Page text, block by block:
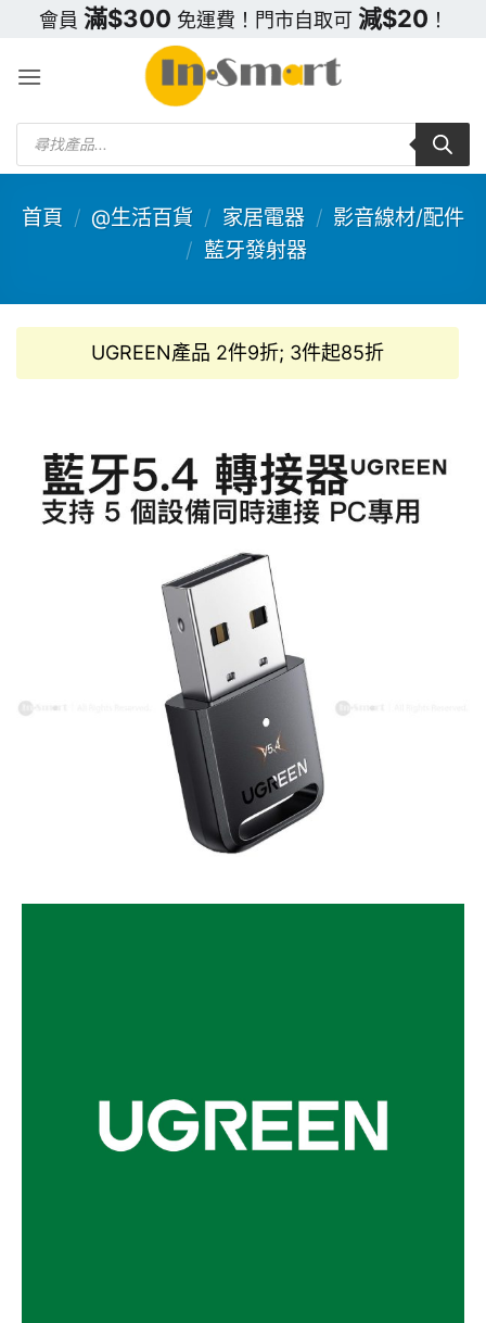
content
會員 滿$300 免運費！門市自取可 減$20 ！
Products
search
首頁 / @生活百貨 / 家居電器 / 影音線材/配件
/ 藍牙發射器
UGREEN產品 2件9折; 3件起85折